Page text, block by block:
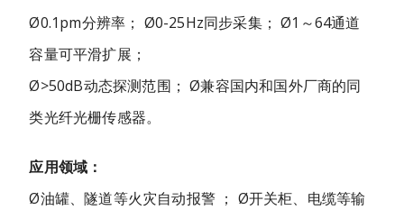
Ø0.1pm分辨率； Ø0-25Hz同步采集； Ø1～64通道
容量可平滑扩展；
Ø>50dB动态探测范围； Ø兼容国内和国外厂商的同
类光纤光栅传感器。
应用领域：
Ø油罐、隧道等火灾自动报警 ； Ø开关柜、电缆等输